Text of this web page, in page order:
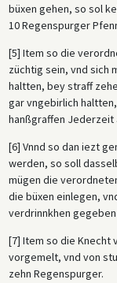
büxen gehen, so sol
10 Regenspurger
[5] Item so die
züchtig sein, vnd sich
haltten, bey straff
gar vngebirlich
hanßgraffen Jederzeit
[6] Vnnd so dan iezt
werden, so soll
mügen die
die büxen einlegen,
verdrinnkhen
[7] Item so die Knecht
vorgemelt, vnd von
zehn Regenspurger.